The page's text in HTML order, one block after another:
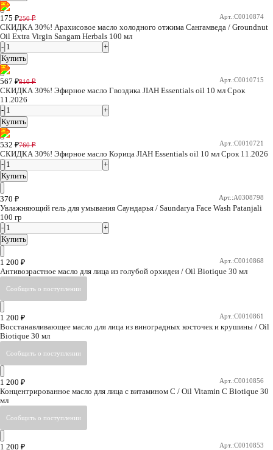
Арт.:C0010874
175 ₽250 ₽
СКИДКА 30%! Арахисовое масло холодного отжима Сангамведа / Groundnut
Oil Extra Virgin Sangam Herbals 100 мл
Купить
Арт.:C0010715
567 ₽810 ₽
СКИДКА 30%! Эфирное масло Гвоздика JIAH Essentials oil 10 мл Срок
11.2026
Купить
Арт.:C0010721
532 ₽760 ₽
СКИДКА 30%! Эфирное масло Корица JIAH Essentials oil 10 мл Срок 11.2026
Купить
Арт.:A0308798
370 ₽
Увлажняющий гель для умывания Саундарья / Saundarya Face Wash Patanjali
100 гр
Купить
Арт.:C0010868
1 200 ₽
Антивозрастное масло для лица из голубой орхидеи / Oil Biotique 30 мл
Арт.:C0010861
1 200 ₽
Восстанавливающее масло для лица из виноградных косточек и крушины / Oil
Biotique 30 мл
Арт.:C0010856
1 200 ₽
Концентрированное масло для лица с витамином С / Oil Vitamin C Biotique 30
мл
Арт.:C0010853
1 200 ₽